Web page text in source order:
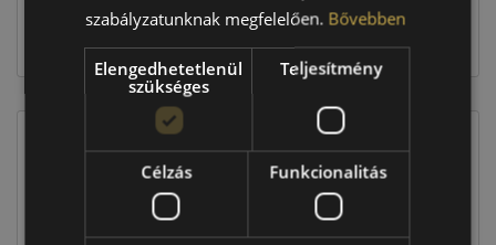
EU-s abroncscímke
szabályzatunknak megfelelően. Bővebben
Elengedhetetlenül
szükséges
Teljesítmény
Célzás Funkcionalitás